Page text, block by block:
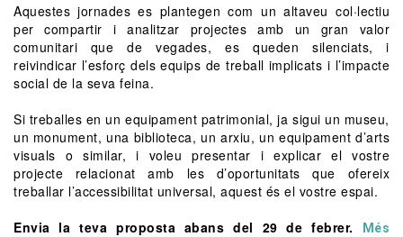
Aquestes jornades es plantegen com un altaveu col·lectiu
per compartir i analitzar projectes amb un gran valor
comunitari que de vegades, es queden silenciats, i
reivindicar l’esforç dels equips de treball implicats i l’impacte
social de la seva feina.
Si treballes en un equipament patrimonial, ja sigui un museu,
un monument, una biblioteca, un arxiu, un equipament d’arts
visuals o similar, i voleu presentar i explicar el vostre
projecte relacionat amb les d’oportunitats que ofereix
treballar l’accessibilitat universal, aquest és el vostre espai.
Envia la teva proposta abans del 29 de febrer.
Més